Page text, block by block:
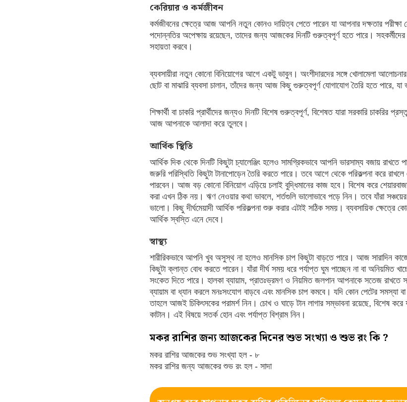
কেরিয়ার ও কর্মজীবন
কর্মজীবনের ক্ষেত্রে আজ আপনি নতুন কোনও দায়িত্ব পেতে পারেন যা আপনার দক্ষতার পরীক্ষা
পদোন্নতির অপেক্ষায় রয়েছেন, তাদের জন্য আজকের দিনটি গুরুত্বপূর্ণ হতে পারে।
সহায়তা করবে।
ব্যবসায়ীরা নতুন কোনো বিনিয়োগের আগে একটু ভাবুন। অংশীদারদের সঙ্গে খোলামেলা
ছোট বা মাঝারি ব্যবসা চালান, তাঁদের জন্য আজ কিছু গুরুত্বপূর্ণ যোগাযোগ তৈরি হতে পারে,
শিক্ষার্থী বা চাকরি প্রার্থীদের জন্যও দিনটি বিশেষ গুরুত্বপূর্ণ, বিশেষত যারা সরকারি চাকরির
আজ আপনাকে আলাদা করে তুলবে।
আর্থিক স্থিতি
আর্থিক দিক থেকে দিনটি কিছুটা চ্যালেঞ্জিং হলেও সামগ্রিকভাবে আপনি ভারসাম্য বজায় রাখতে
জরুরি পরিস্থিতি কিছুটা টানাপোড়েন তৈরি করতে পারে। তবে আগে থেকে পরিকল্পনা করে
পারবেন। আজ বড় কোনো বিনিয়োগ এড়িয়ে চলাই বুদ্ধিমানের কাজ হবে। বিশেষ করে
করা এখন ঠিক নয়। ঋণ নেওয়ার কথা ভাবলে, শর্তগুলি ভালোভাবে পড়ে নিন। তবে যাঁরা
ভালো। কিছু দীর্ঘমেয়াদী আর্থিক পরিকল্পনা শুরু করার এটাই সঠিক সময়। ব্যবসায়িক ক্ষেত্রে
আর্থিক স্বস্তি এনে দেবে।
স্বাস্থ্য
শারীরিকভাবে আপনি খুব অসুস্থ না হলেও মানসিক চাপ কিছুটা বাড়তে পারে। আজ সারাদিন
কিছুটা ক্লান্ত বোধ করতে পারেন। যাঁরা দীর্ঘ সময় ধরে পর্যাপ্ত ঘুম পাচ্ছেন না বা অনিয়মিত
সংকেত দিতে পারে। হালকা ব্যায়াম, প্রাতঃভ্রমণ ও নিয়মিত জলপান আপনাকে সতেজ রাখতে
ব্যায়াম বা ধ্যান করলে মনঃসংযোগ বাড়বে এবং মানসিক চাপ কমবে। যদি কোন পেটের সমস্যা
তাহলে আজই চিকিৎসকের পরামর্শ নিন। চোখ ও ঘাড়ে টান লাগার সম্ভাবনা রয়েছে, বিশেষ
কাটান। এই বিষয়ে সতর্ক হোন এবং পর্যাপ্ত বিশ্রাম নিন।
মকর রাশির জন্য আজকের দিনের শুভ সংখ্যা ও শুভ রং কি ?
মকর রাশির আজকের শুভ সংখ্যা হল - ৮
মকর রাশির জন্য আজকের শুভ রং হল - সাদা